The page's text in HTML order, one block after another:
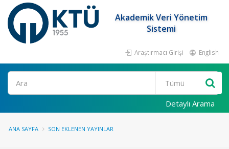
Akademik Veri Yönetim
Sistemi
Araştırmacı Girişi English
Ara
Detaylı Arama
ANA SAYFA SON EKLENEN YAYINLAR